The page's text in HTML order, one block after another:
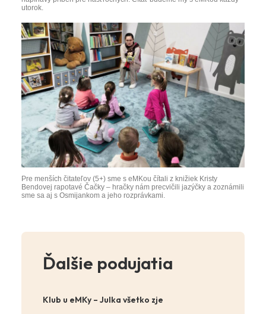
utorok.
Pre menších čitateľov (5+) sme s eMKou čítali z knižiek Kristy
Bendovej rapotavé Čačky – hračky nám precvičili jazýčky a zoznámili
sme sa aj s Osmijankom a jeho rozprávkami.
Ďalšie podujatia
Klub u eMKy – Julka všetko zje